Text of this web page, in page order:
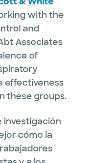
with the
and
Associates
of
effectiveness
these groups.
investigación
cómo la